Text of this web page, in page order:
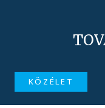
KÖZÉLET